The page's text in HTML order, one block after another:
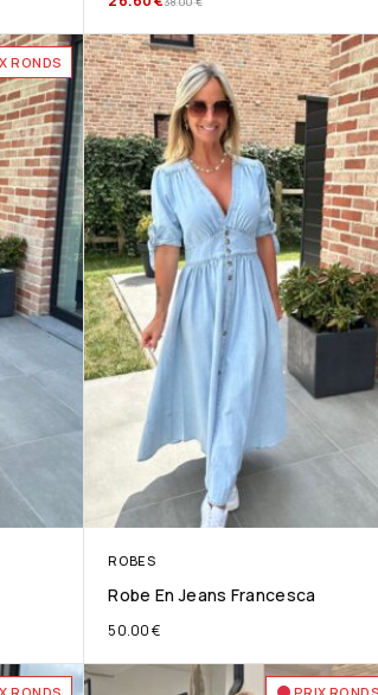
RONDS
ROBES
Robe En Jeans Francesca
50.00€